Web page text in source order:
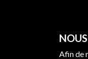
Afin de